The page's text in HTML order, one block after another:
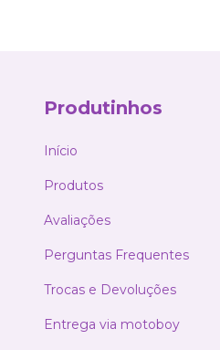
Produtinhos
Início
Produtos
Avaliações
Perguntas Frequentes
Trocas e Devoluções
Entrega via motoboy